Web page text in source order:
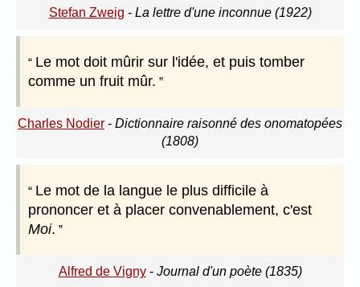
Stefan Zweig - La lettre d'une inconnue (1922)
Le mot doit mûrir sur l'idée, et puis tomber
comme un fruit mûr.
Charles Nodier - Dictionnaire raisonné des onomatopées
(1808)
Le mot de la langue le plus difficile à
prononcer et à placer convenablement, c'est
Moi.
Alfred de Vigny- Journal d'un poète (1835)